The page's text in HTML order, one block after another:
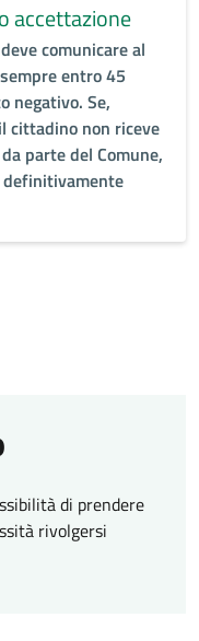
accettazione
comunicare al
entro 45
negativo. Se,
cittadino non riceve
parte del Comune,
definitivamente
di prendere
rivolgersi